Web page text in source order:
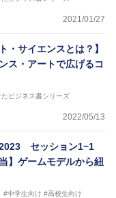
ヘッドコーチ
コーチ
プヘッドコーチ
ヘッドコーチ
サポートコーチ
タントコーチ
2021/01/27
・サイエンスとは？】
ス・アートで広げるコ
ビジネス書シリーズ
2022/05/13
2023 セッション1−1
】ゲームモデルから紐
#中学生向け #高校生向け